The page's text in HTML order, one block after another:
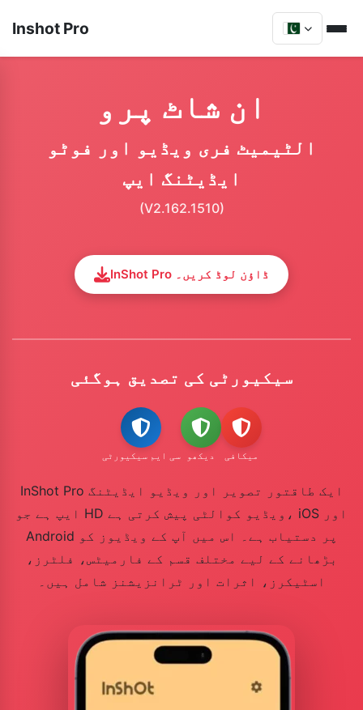
Inshot Pro
ان شاٹ پرو
الٹیمیٹ فری ویڈیو اور فوٹو
ایڈیٹنگ ایپ
(V2.162.1510)
InShot Pro ڈاؤن لوڈ کریں۔
سیکیورٹی کی تصدیق ہوگئی
سی ایم سیکیورٹی دیکھو میکافی
InShot Pro ایک طاقتور تصویر اور ویڈیو ایڈیٹنگ
ایپ ہے جو HD ویڈیو کوالٹی پیش کرتی ہے، iOS اور
Android پر دستیاب ہے۔ اس میں آپ کے ویڈیوز کو
بڑھانے کے لیے مختلف قسم کے فارمیٹس، فلٹرز،
اسٹیکرز، اثرات اور ٹرانزیشنز شامل ہیں۔